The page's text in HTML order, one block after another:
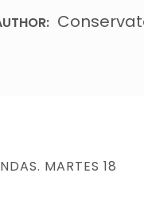
MARTES 18